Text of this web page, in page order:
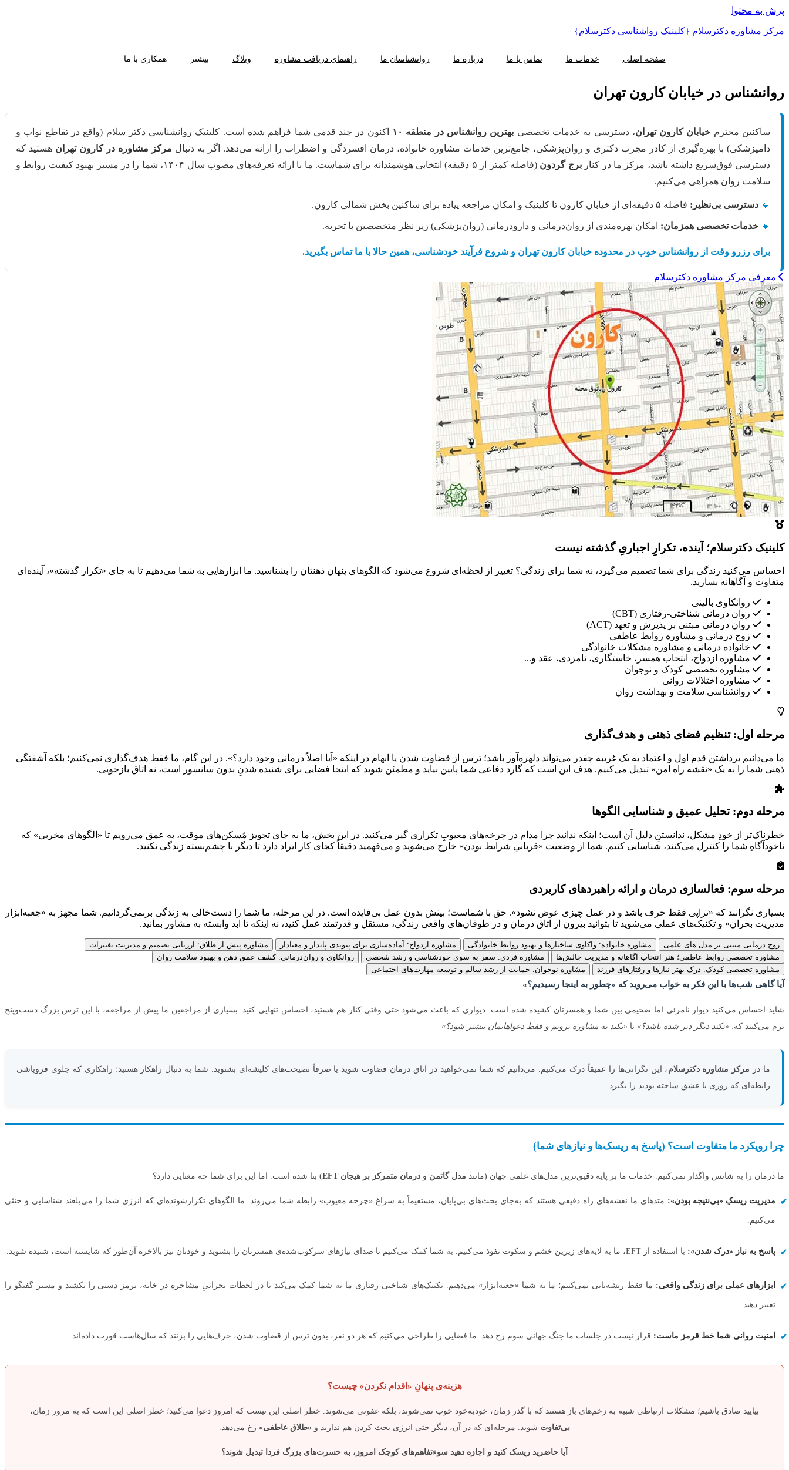
پرش به محتوا
مرکز مشاوره دکترسلام {کلینیک رواشناسی دکترسلام}
صفحه اصلی خدمات ما تماس با ما درباره ما روانشناسان ما راهنمای دریافت مشاوره وبلاگ بیشتر همکاری با ما
روانشناس در خیابان کارون تهران
ساکنین محترم خیابان کارون تهران، دسترسی به خدمات تخصصی بهترین روانشناس در منطقه ۱۰
اکنون در چند قدمی شما فراهم شده است. کلینیک روانشناسی دکتر سلام (واقع در تقاطع نواب و
دامپزشکی) با بهره‌گیری از کادر مجرب دکتری و روان‌پزشکی، جامع‌ترین خدمات مشاوره خانواده، درمان افسردگی و اضطراب را ارائه می‌دهد. اگر به دنبال مرکز مشاوره در کارون تهران هستید که
دسترسی فوق‌سریع داشته باشد، مرکز ما در کناربرج گردون
(فاصله کمتر از ۵ دقیقه) انتخابی هوشمندانه برای شماست. ما با ارائه تعرفه‌های مصوب سال ۱۴۰۴، شما را در مسیر بهبود کیفیت روابط و
سلامت روان همراهی می‌کنیم.
🔹 دسترسی بی‌نظیر: فاصله ۵ دقیقه‌ای از خیابان کارون تا کلینیک و امکان مراجعه پیاده برای ساکنین بخش شمالی کارون.
🔹 خدمات تخصصی همزمان: امکان بهره‌مندی از روان‌درمانی و دارودرمانی (روان‌پزشکی) زیر نظر متخصصین با تجربه.
برای رزرو وقت از روانشناس خوب در محدوده خیابان کارون تهران و شروع فرآیند خودشناسی، همین حالا با ما تماس بگیرید.
معرفی مرکز مشاوره دکترسلام
کلینیک دکترسلام؛ آینده، تکرارِ اجباریِ گذشته نیست
احساس می‌کنید زندگی برای شما تصمیم می‌گیرد، نه شما برای زندگی؟ تغییر از لحظه‌ای شروع می‌شود که الگوهای پنهان ذهنتان را بشناسید. ما ابزارهایی به شما می‌دهیم تا به جای «تکرار گذشته»، آینده‌ای
متفاوت و آگاهانه بسازید.
روانکاوی بالینی
روان درمانی شناختی-رفتاری (CBT)
روان درمانی مبتنی بر پذیرش و تعهد (ACT)
زوج درمانی و مشاوره روابط عاطفی
خانواده درمانی و مشاوره مشکلات خانوادگی
مشاوره ازدواج، انتخاب همسر، خاستگاری، نامزدی، عقد و...
مشاوره تخصصی کودک و نوجوان
مشاوره اختلالات روانی
روانشناسی سلامت و بهداشت روان
مرحله اول: تنظیم فضای ذهنی و هدف‌گذاری
ما می‌دانیم برداشتن قدم اول و اعتماد به یک غریبه چقدر می‌تواند دلهره‌آور باشد؛ ترس از قضاوت شدن یا ابهام در اینکه «آیا اصلاً درمانی وجود دارد؟». در این گام، ما فقط هدف‌گذاری نمی‌کنیم؛ بلکه آشفتگی
ذهنی شما را به یک «نقشه راه امن» تبدیل می‌کنیم. هدف این است که گارد دفاعی شما پایین بیاید و مطمئن شوید که اینجا فضایی برای شنیده شدنِ بدون سانسور است، نه اتاق بازجویی.
مرحله دوم: تحلیل عمیق و شناسایی الگوها
خطرناک‌تر از خودِ مشکل، ندانستنِ دلیل آن است؛ اینکه ندانید چرا مدام در چرخه‌های معیوبِ تکراری گیر می‌کنید. در این بخش، ما به جای تجویز مُسکن‌های موقت، به عمق می‌رویم تا «الگوهای مخربی» که
ناخودآگاهِ شما را کنترل می‌کنند، شناسایی کنیم. شما از وضعیت «قربانیِ شرایط بودن» خارج می‌شوید و می‌فهمید دقیقاً کجای کار ایراد دارد تا دیگر با چشم‌بسته زندگی نکنید.
مرحله سوم: فعالسازی درمان و ارائه راهبردهای کاربردی
بسیاری نگرانند که «تراپی فقط حرف باشد و در عمل چیزی عوض نشود». حق با شماست؛ بینش بدون عمل بی‌فایده است. در این مرحله، ما شما را دست‌خالی به زندگی برنمی‌گردانیم. شما مجهز به «جعبه‌ابزار
مدیریت بحران» و تکنیک‌های عملی می‌شوید تا بتوانید بیرون از اتاق درمان و در طوفان‌های واقعی زندگی، مستقل و قدرتمند عمل کنید، نه اینکه تا ابد وابسته به مشاور بمانید.
زوج‌ درمانی مبتنی بر مدل های علمی مشاوره خانواده: واکاوی ساختارها و بهبود روابط خانوادگی مشاوره ازدواج: آماده‌سازی برای پیوندی پایدار و معنادار
مشاوره پیش از طلاق: ارزیابی تصمیم و مدیریت تغییرات
مشاوره تخصصی روابط عاطفی؛ هنر انتخاب آگاهانه و مدیریت چالش‌ها
مشاوره فردی: سفر به سوی خودشناسی و رشد شخصی
روانکاوی و روان‌درمانی: کشف عمق ذهن و بهبود سلامت روان
مشاوره تخصصی کودک: درک بهتر نیازها و رفتارهای فرزند
مشاوره نوجوان: حمایت از رشد سالم و توسعه مهارت‌های اجتماعی
آیا گاهی شب‌ها با این فکر به خواب می‌روید که «چطور به اینجا رسیدیم؟»
شاید احساس می‌کنید دیوار نامرئی اما ضخیمی بین شما و همسرتان کشیده شده است. دیواری که باعث می‌شود حتی وقتی کنار هم هستید، احساس تنهایی کنید. بسیاری از مراجعین ما پیش از مراجعه، با این ترس بزرگ دست‌وپنج
نرم می‌کنند که: «نکند دیگر دیر شده باشد؟» یا «نکند به مشاوره برویم و فقط دعواهایمان بیشتر شود؟»
ما در مرکز مشاوره دکترسلام ، این نگرانی‌ها را عمیقاً درک می‌کنیم. می‌دانیم که شما نمی‌خواهید در اتاق درمان قضاوت شوید یا صرفاً نصیحت‌های کلیشه‌ای بشنوید. شما به دنبال راهکار هستید؛ راهکاری که جلوی فروپاشی
رابطه‌ای که روزی با عشق ساخته بودید را بگیرد.
چرا رویکرد ما متفاوت است؟ (پاسخ به ریسک‌ها و نیازهای شما)
ما درمان را به شانس واگذار نمی‌کنیم. خدمات ما بر پایه دقیق‌ترین مدل‌های علمی جهان (مانند مدل گاتمن و درمان متمرکز بر هیجان EFT ) بنا شده است. اما این برای شما چه معنایی دارد؟
مدیریت ریسکِ «بی‌نتیجه بودن»: متدهای ما نقشه‌های راه دقیقی هستند که به‌جای بحث‌های بی‌پایان، مستقیماً به سراغ «چرخه معیوب» رابطه شما می‌روند. ما الگوهای تکرارشونده‌ای که انرژی شما را می‌بلعند شناسایی و خنثی
می‌کنیم.
پاسخ به نیاز «درک شدن»: با استفاده از EFT، ما به لایه‌های زیرین خشم و سکوت نفوذ می‌کنیم. به شما کمک می‌کنیم تا صدای نیازهای سرکوب‌شده‌ی همسرتان را بشنوید و خودتان نیز بالاخره آن‌طور که شایسته است، شنیده شوید.
ابزارهای عملی برای زندگی واقعی: ما فقط ریشه‌یابی نمی‌کنیم؛ ما به شما «جعبه‌ابزار» می‌دهیم. تکنیک‌های شناختی-رفتاری ما به شما کمک می‌کند تا در لحظات بحرانیِ مشاجره در خانه، ترمز دستی را بکشید و مسیر گفتگو را
تغییر دهید.
امنیت روانی شما خط قرمز ماست: قرار نیست در جلسات ما جنگ جهانی سوم رخ دهد. ما فضایی را طراحی می‌کنیم که هر دو نفر، بدون ترس از قضاوت شدن، حرف‌هایی را بزنند که سال‌هاست قورت داده‌اند.
هزینه‌ی پنهانِ «اقدام نکردن» چیست؟
بیایید صادق باشیم؛ مشکلات ارتباطی شبیه به زخم‌های باز هستند که با گذر زمان، خودبه‌خود خوب نمی‌شوند، بلکه عفونی می‌شوند. خطر اصلی این نیست که امروز دعوا می‌کنید؛ خطر اصلی این است که به مرور زمان،
بی‌تفاوت شوید. مرحله‌ای که در آن، دیگر حتی انرژی بحث کردن هم ندارید و «طلاق عاطفی» رخ می‌دهد.
آیا حاضرید ریسک کنید و اجازه دهید سوءتفاهم‌های کوچک امروز، به حسرت‌های بزرگ فردا تبدیل شوند؟